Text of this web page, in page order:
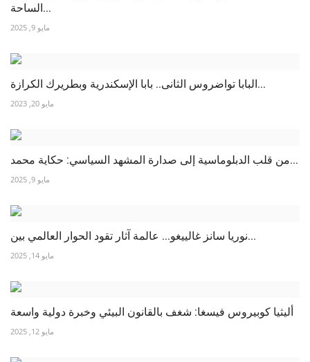
الساحة...
مايو 9, 2025
البابا تواضروس الثانى.. بابا الإسكندرية وبطريرك الكرازة...
مايو 20, 2023
من قلب الدبلوماسية إلى صدارة المشهد السياسي: حكاية محمد...
مايو 9, 2025
نوريا سانز غالييغو... عالمة آثار تقود الحوار العالمي بين...
مايو 14, 2025
أليثيا كوبيروس فيسغا: شغف بالقانون البيئي وخبرة دولية واسعة
مايو 12, 2025